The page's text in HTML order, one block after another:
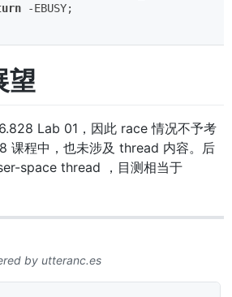
-EBUSY;
望
Lab 01，因此 race 情况不予考
课程中，也未涉及 thread 内容。后
space thread ，目测相当于